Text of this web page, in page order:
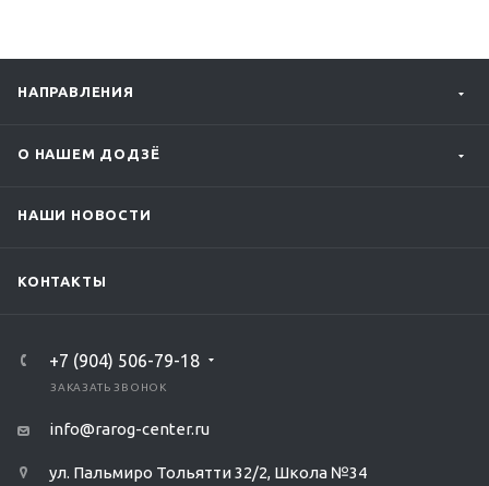
НАПРАВЛЕНИЯ
О НАШЕМ ДОДЗЁ
НАШИ НОВОСТИ
КОНТАКТЫ
‭+7 (904) 506-79-18‬
ЗАКАЗАТЬ ЗВОНОК
info@rarog-center.ru
ул. Пальмиро Тольятти 32/2, Школа №34